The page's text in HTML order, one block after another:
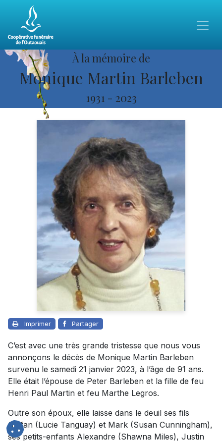
À la mémoire de
Monique Martin Barleben
1931 - 2023
Imprimer Partager
C’est avec une très grande tristesse que nous vous
annonçons le décès de Monique Martin Barleben
survenu le samedi 21 janvier 2023, à l’âge de 91 ans.
Elle était l’épouse de Peter Barleben et la fille de feu
Henri Paul Martin et feu Marthe Legros.
Outre son époux, elle laisse dans le deuil ses fils
Stefan (Lucie Tanguay) et Mark (Susan Cunningham),
ses petits-enfants Alexandre (Shawna Miles), Justin